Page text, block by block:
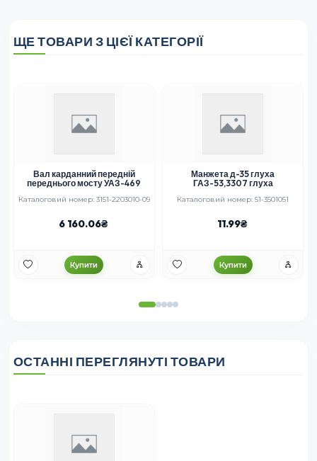
ЩЕ ТОВАРИ З ЦІЄЇ КАТЕГОРІЇ
Вал карданний передній
переднього мосту УАЗ-469
Каталоговий номер: 3151-2203010-09
6 160.06
Купити
Манжета д-35 глуха
ГАЗ-53,3307 глуха
Каталоговий номер: 51-3501051
11.99
Купити
ОСТАННІ ПЕРЕГЛЯНУТІ ТОВАРИ